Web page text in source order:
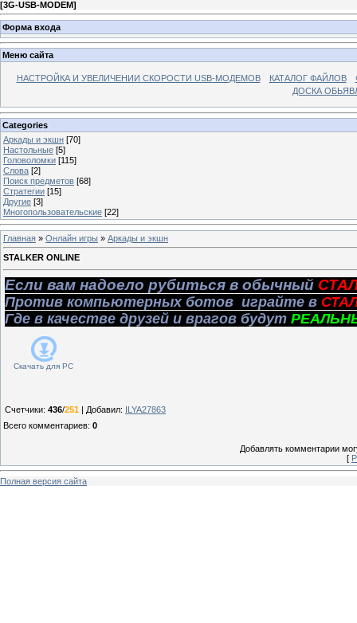
[3G-USB-MODEM]
Форма входа
Меню сайта
НАСТРОЙКА И УВЕЛИЧЕНИИ СКОРОСТИ USB-МОДЕМОВ КАТАЛОГ ФАЙЛОВ
ДОСКА
Categories
Аркады и экшн [70]
Настольные [5]
Головоломки [115]
Слова [2]
Поиск предметов [68]
Стратегии [15]
Другие [3]
Многопользовательские [22]
Главная » Онлайн игры » Аркады и экшн
STALKER ONLINE
Если вам надоело рубиться в обычный
Против компьютерных ботов играйте в
Где в качестве друзей и врагов будут
Скачать для PC
Счетчики: 436/251 | Добавил: ILYA27863
Всего комментариев: 0
Добавлять комментарии
[
Полная версия сайта